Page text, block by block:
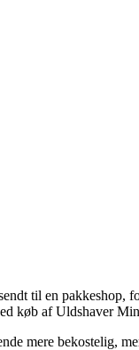
til en pakkeshop,
køb af Uldshaver
mere bekostelig,